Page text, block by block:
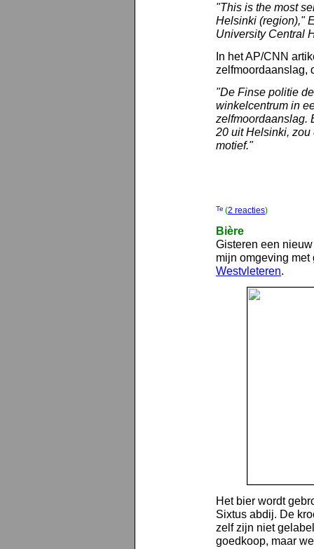
"This is the most
Helsinki (region),"
University Central
In het AP/CNN
zelfmoordaanslag,
"De Finse politie
winkelcentrum in
zelfmoordaanslag.
20 uit Helsinki,
motief."
(2 reacties)
Bière
Gisteren een
mijn omgeving
Westvleteren.
Het bier wordt
Sixtus abdij. De
zelf zijn niet
goedkoop, maar